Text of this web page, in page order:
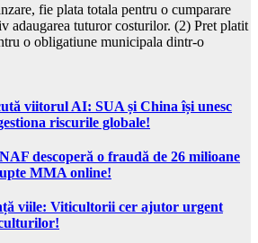
fie plata totala pentru o cumparare
adaugarea tuturor costurilor. (2) Pret platit
o obligatiune municipala dintr-o
viitorul AI: SUA și China își unesc
riscurile globale!
descoperă o fraudă de 26 milioane
MMA online!
viile: Viticultorii cer ajutor urgent